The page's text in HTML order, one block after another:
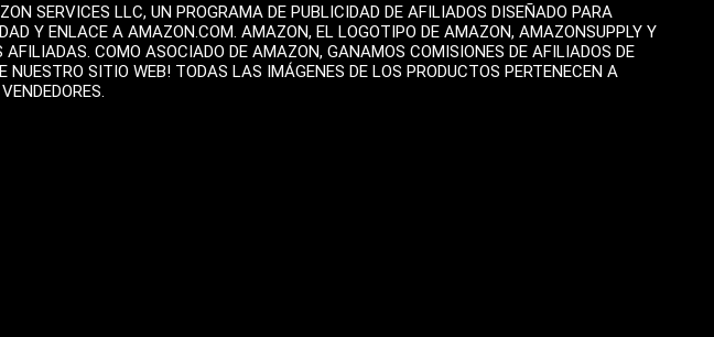
SERVICES LLC, UN PROGRAMA DE PUBLICIDAD DE AFILIADOS DISEÑADO PARA
Y ENLACE A AMAZON.COM. AMAZON, EL LOGOTIPO DE AMAZON, AMAZONSUPPLY Y
COMO ASOCIADO DE AMAZON, GANAMOS COMISIONES DE AFILIADOS DE
SITIO WEB! TODAS LAS IMÁGENES DE LOS PRODUCTOS PERTENECEN A